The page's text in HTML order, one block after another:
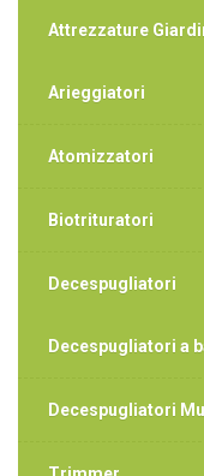
Attrezzature
Arieggiatori
Atomizzatori
Biotrituratori
Decespugliatori
Decespugliatori a
Decespugliatori